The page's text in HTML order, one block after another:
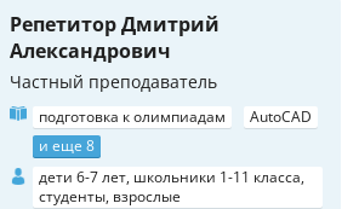
Репетитор Дмитрий
Александрович
Частный преподаватель
подготовка к олимпиадам
AutoCAD
и еще 8
дети 6-7 лет, школьники 1-11 класса,
студенты, взрослые